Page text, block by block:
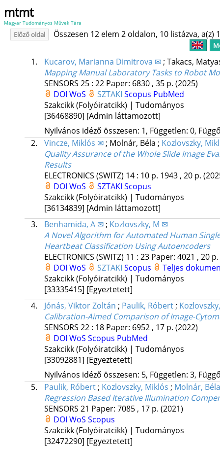
mtmt
Magyar Tudományos Művek Tára
Előző oldal Összesen 12 elem 2 oldalon, 10 listázva, a(z)
1. Kucarov, Marianna Dimitrova ✉; Takacs,
Mapping Manual Laboratory Tasks to Robot
SENSORS 25: 22 Paper: 6830 , 35 p. (2025)
DOI WoS SZTAKI Scopus PubMed
Szakcikk (Folyóiratcikk) | Tudományos
[36468890] [Admin láttamozott]
Nyilvános idéző összesen: 1, Független: 0,
2.
Vincze, Miklós ✉; Molnár, Béla ; Kozlovszky,
Quality Assurance of the Whole Slide Image
Results
ELECTRONICS (SWITZ) 14: 10 p. 1943 , 20 p.
DOI WoS SZTAKI Scopus
Szakcikk (Folyóiratcikk) | Tudományos
[36134839] [Admin láttamozott]
3.
Benhamida, A ✉; Kozlovszky, M ✉
A Novel Algorithm for Automated Human
Heartbeat Classification Using Autoencoders
ELECTRONICS (SWITZ) 11 : 23 Paper: 4021 , 20 p.
DOI WoS SZTAKI Scopus
Teljes
Szakcikk (Folyóiratcikk) | Tudományos
[33335415] [Egyeztetett]
4.
Jónás, Viktor Zoltán ; Paulik, Róbert;
Calibration-Aimed Comparison of Image-
SENSORS 22: 18 Paper: 6952 , 17 p. (2022)
DOI WoS Scopus PubMed
Szakcikk (Folyóiratcikk) | Tudományos
[33092881] [Egyeztetett]
Nyilvános idéző összesen: 5, Független: 3,
5.
Paulik, Róbert; Kozlovszky, Miklós ; Molnár,
Regression Based Iterative Illumination
SENSORS 21 Paper: 7085 , 17 p. (2021)
DOI WoS Scopus
Szakcikk (Folyóiratcikk) | Tudományos
[32472290] [Egyeztetett]